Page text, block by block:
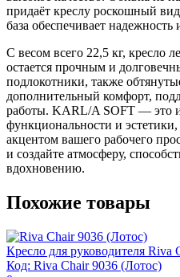
придаёт креслу роскошный
база обеспечивает надежность
С весом всего 22,5 кг, кресло
остается прочным и
подлокотники, также
дополнительный комфорт,
работы. KARL/A SOFT — это
функциональности и
акцентом вашего рабочего
и создайте атмосферу,
вдохновению.
Похожие товары
Кресло для руководителя Riva
Код: Riva Chair 9036 (Лотос)